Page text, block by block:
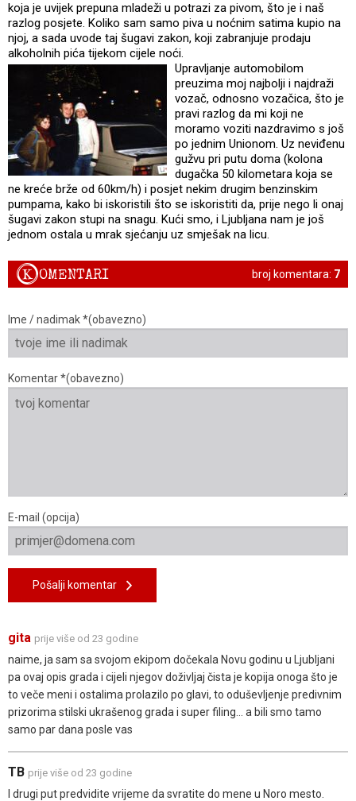
koja je uvijek prepuna mladeži u potrazi za pivom, što je i naš
razlog posjete. Koliko sam samo piva u noćnim satima kupio na
njoj, a sada uvode taj šugavi zakon, koji zabranjuje prodaju
alkoholnih pića tijekom cijele noći.
Upravljanje automobilom
preuzima moj najbolji i najdraži
vozač, odnosno vozačica, što je
pravi razlog da mi koji ne
moramo voziti nazdravimo s još
po jednim Unionom. Uz neviđenu
gužvu pri putu doma (kolona
dugačka 50 kilometara koja se
ne kreće brže od 60km/h) i posjet nekim drugim benzinskim
pumpama, kako bi iskoristili što se iskoristiti da, prije nego li onaj
šugavi zakon stupi na snagu. Kući smo, i Ljubljana nam je još
jednom ostala u mrak sjećanju uz smješak na licu.
broj komentara: 7
KOMENTARI
Ime / nadimak *(obavezno)
Komentar *(obavezno)
E-mail (opcija)
Pošalji komentar
gita prije više od 23 godine
naime, ja sam sa svojom ekipom dočekala Novu godinu u Ljubljani
pa ovaj opis grada i cijeli njegov doživljaj čista je kopija onoga što je
to veče meni i ostalima prolazilo po glavi, to oduševljenje predivnim
prizorima stilski ukrašenog grada i super filing... a bili smo tamo
samo par dana posle vas
TB prije više od 23 godine
I drugi put predvidite vrijeme da svratite do mene u Noro mesto.